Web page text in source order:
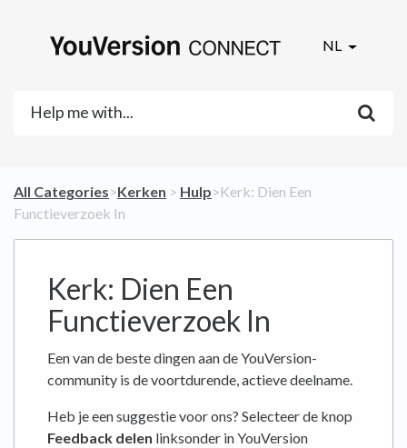
NL
All Categories​>​​Kerken ​ > ​ ​Hulp​>​ Kerk: Dien Een
Functieverzoek In
Kerk: Dien Een
Functieverzoek In
Een van de beste dingen aan de YouVersion-
community is de voortdurende, actieve deelname.
Heb je een suggestie voor ons? Selecteer de knop
Feedback delen linksonder in YouVersion